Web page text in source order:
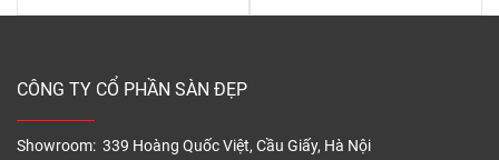
CÔNG TY CỔ PHẦN SÀN ĐẸP
Showroom: 339 Hoàng Quốc Việt, Cầu Giấy, Hà Nội